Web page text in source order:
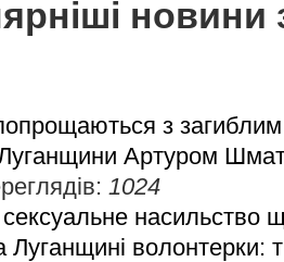
новини
з загиблим
Луганщини Артуром
1024
насильство
Луганщині волонтерки: